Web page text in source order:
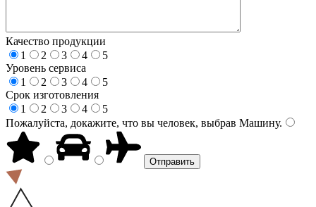
Качество продукции
1
2 3 4
5
Уровень сервиса
1
2 3 4
5
Срок изготовления
1
2 3 4
5
Пожалуйста, докажите, что вы человек, выбрав Машину.